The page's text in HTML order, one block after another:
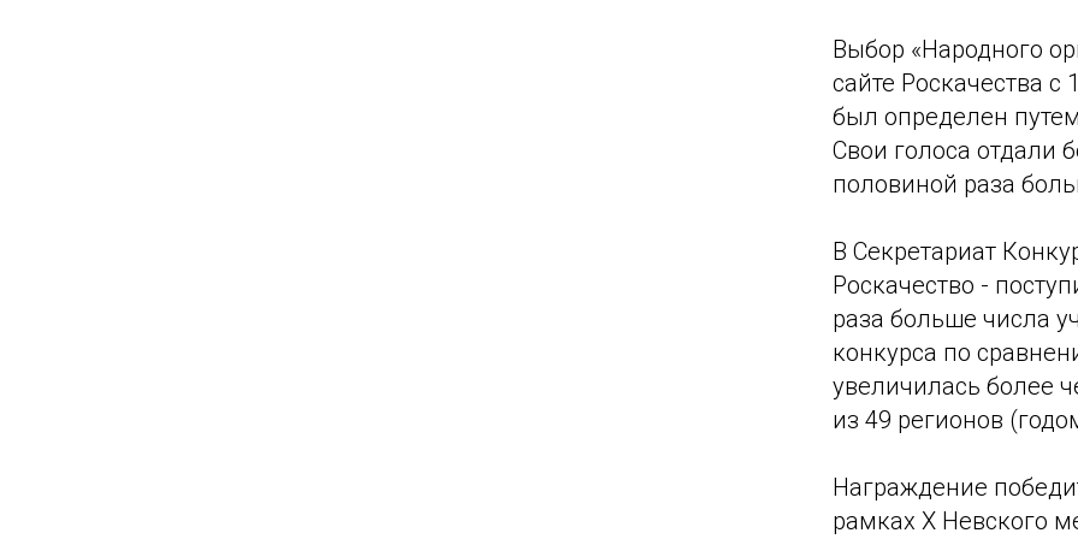
Выбор «Народного
сайте Роскачества с
был определен
Свои голоса отдали
половиной раза
В Секретариат
Роскачество -
раза больше числа
конкурса по
увеличилась более
из 49 регионов
Награждение
рамках X Невского